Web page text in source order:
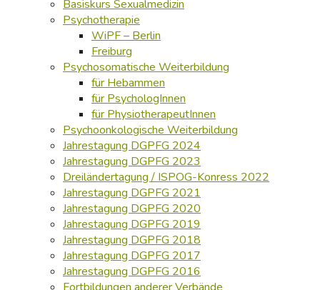
Basiskurs Sexualmedizin
Psychotherapie
WiPF – Berlin
Freiburg
Psychosomatische Weiterbildung
für Hebammen
für PsychologInnen
für PhysiotherapeutInnen
Psychoonkologische Weiterbildung
Jahrestagung DGPFG 2024
Jahrestagung DGPFG 2023
Dreiländertagung / ISPOG-Konress 2022
Jahrestagung DGPFG 2021
Jahrestagung DGPFG 2020
Jahrestagung DGPFG 2019
Jahrestagung DGPFG 2018
Jahrestagung DGPFG 2017
Jahrestagung DGPFG 2016